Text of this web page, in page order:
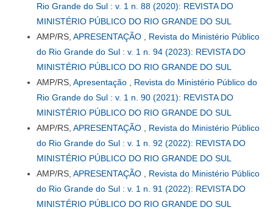
Rio Grande do Sul : v. 1 n. 88 (2020): REVISTA DO
MINISTÉRIO PÚBLICO DO RIO GRANDE DO SUL
AMP/RS, APRESENTAÇÃO
Revista do Ministério Público
do Rio Grande do Sul : v. 1 n. 94 (2023): REVISTA DO
MINISTÉRIO PÚBLICO DO RIO GRANDE DO SUL
AMP/RS, Apresentação
Revista do Ministério Público do
Rio Grande do Sul : v. 1 n. 90 (2021): REVISTA DO
MINISTÉRIO PÚBLICO DO RIO GRANDE DO SUL
AMP/RS, APRESENTAÇÃO
Revista do Ministério Público
do Rio Grande do Sul : v. 1 n. 92 (2022): REVISTA DO
MINISTÉRIO PÚBLICO DO RIO GRANDE DO SUL
AMP/RS, APRESENTAÇÃO
Revista do Ministério Público
do Rio Grande do Sul : v. 1 n. 91 (2022): REVISTA DO
MINISTÉRIO PÚBLICO DO RIO GRANDE DO SUL